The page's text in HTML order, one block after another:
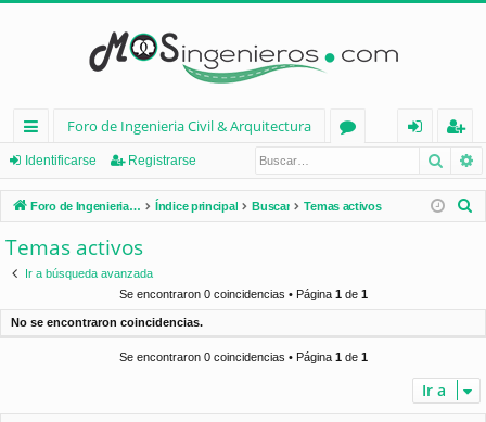
nl
ac
es
rá
d
Foro de Ingenieria Civil & Arquitectura
os
nt
ifi
eg
ist
ra
Identificarse Registrarse
Foro de Ingenieria Civil & Arquitectura Índice principal Buscar Temas activos
Temas activos
Ir a búsqueda avanzada
Se encontraron 0 coincidencias • Página 1de 1
No se encontraron coincidencias.
Se encontraron 0 coincidencias • Página 1de 1
Ir a